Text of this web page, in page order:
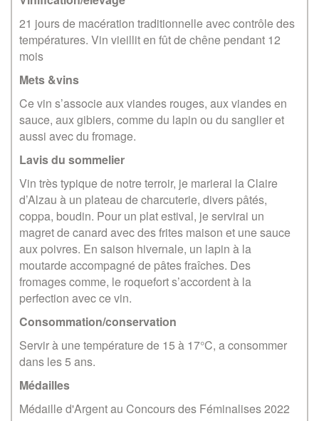
21 jours de macération traditionnelle avec contrôle des
températures. Vin vieillit en fût de chêne pendant 12
mois
Mets &vins
Ce vin s’associe aux viandes rouges, aux viandes en
sauce, aux gibiers, comme du lapin ou du sanglier et
aussi avec du fromage.
Lavis du sommelier
Vin très typique de notre terroir, je marierai la Claire
d’Alzau à un plateau de charcuterie, divers pâtés,
coppa, boudin. Pour un plat estival, je servirai un
magret de canard avec des frites maison et une sauce
aux poivres. En saison hivernale, un lapin à la
moutarde accompagné de pâtes fraîches. Des
fromages comme, le roquefort s’accordent à la
perfection avec ce vin.
Consommation/conservation
Servir à une température de 15 à 17°C, a consommer
dans les 5 ans.
Médailles
Médaille d'Argent au Concours des Féminalises 2022